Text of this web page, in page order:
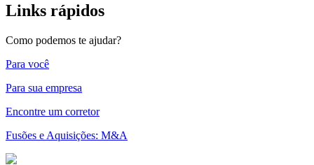
Links rápidos
Como podemos te ajudar?
Para você
Para sua empresa
Encontre um corretor
Fusões e Aquisições: M&A